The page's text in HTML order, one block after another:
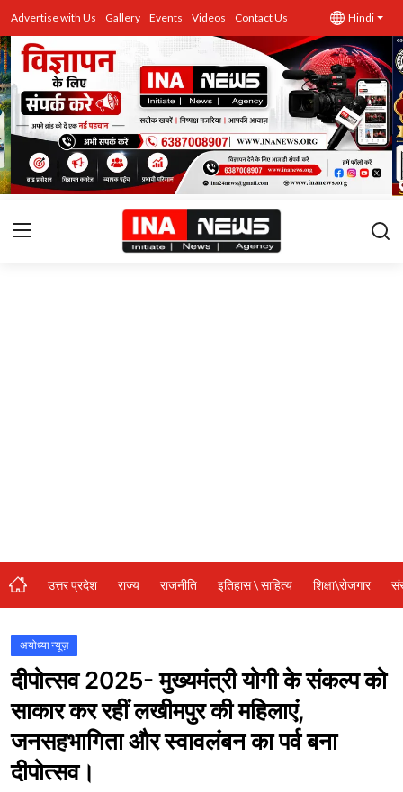
Advertise with Us Gallery Events Videos Contact Us Hindi
उत्तर प्रदेश
Advertise with Us
Events
राज्य
विशेष स्टोरी
अजब गजब
नई दिल्ली
कृषि
टेक्नोलॉजी / बिजनेस
खेल
उत्तर प्रदेश राज्य राजनीति इतिहास \ साहित्य शिक्षा\रोजगार
अयोध्या न्यूज़
दीपोत्सव 2025- मुख्यमंत्री योगी के संकल्प को
साकार कर रहीं लखीमपुर की महिलाएं,
जनसहभागिता और स्वावलंबन का पर्व बना
दीपोत्सव।